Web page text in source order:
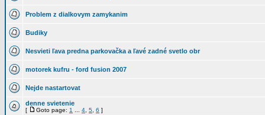
Problem z dialkovym zamykanim
Budiky
Nesvieti ľava predna parkovačka a ľavé zadné svetlo obr
motorek kufru - ford fusion 2007
Nejde nastartovat
denne svietenie
[ Goto page: 1 4 5 6 ]